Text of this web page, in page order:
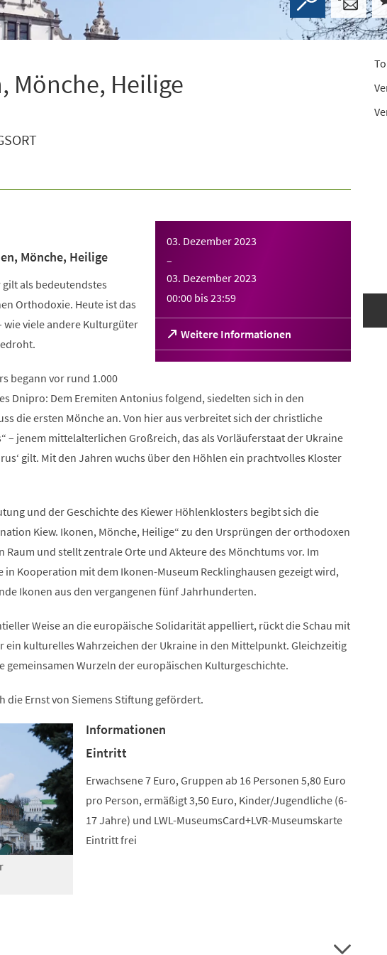
Mönche, Heilige
03. Dezember 2023
–
03. Dezember 2023
00:00 bis23:59
Weitere Informationen
(Öffnet
in
einem
Tab)
Mönche, Heilige
als bedeutendstes
Orthodoxie. Heute ist das
wie viele andere Kulturgüter
begann vor rund 1.000
Dnipro: Dem Eremiten Antonius folgend, siedelten sich in den
die ersten Mönche an. Von hier aus verbreitet sich der christliche
– jenem mittelalterlichen Großreich, das als Vorläuferstaat der Ukraine
gilt. Mit den Jahren wuchs über den Höhlen ein prachtvolles Kloster
und der Geschichte des Kiewer Höhlenklosters begibt sich die
Kiew. Ikonen, Mönche, Heilige“ zu den Ursprüngen der orthodoxen
und stellt zentrale Orte und Akteure des Mönchtums vor. Im
in Kooperation mit dem Ikonen-Museum Recklinghausen gezeigt wird,
Ikonen aus den vergangenen fünf Jahrhunderten.
Weise an die europäische Solidarität appelliert, rückt die Schau mit
ein kulturelles Wahrzeichen der Ukraine in den Mittelpunkt. Gleichzeitig
gemeinsamen Wurzeln der europäischen Kulturgeschichte.
die Ernst von Siemens Stiftung gefördert.
Informationen
Eintritt
Erwachsene 7 Euro, Gruppen ab 16 Personen 5,80 Euro
pro Person, ermäßigt 3,50 Euro, Kinder/Jugendliche (6-
17 Jahre) und LWL-MuseumsCard+LVR-Museumskarte
Eintritt frei